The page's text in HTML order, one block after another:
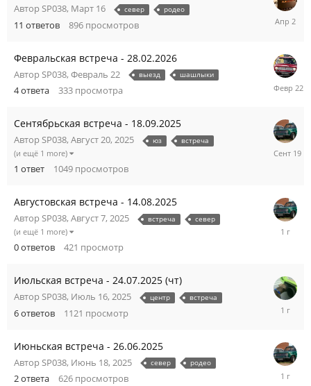
АвторSP038, Март 16 север родео
11 ответов 896 просмотров
Апрель
Февральская встреча - 28.02.2026
АвторSP038, Февраль 22 выезд шашлыки
4ответа 333 просмотра
Февраль
Сентябрьская встреча - 18.09.2025
АвторSP038, Август 20, 2025 юз встреча
(и ещё 1 more)
1 ответ 1049 просмотров
Августовская встреча - 14.08.2025
АвторSP038, Август 7, 2025 встреча север
(и ещё 1 more)
0ответов 421 просмотр
Август
Июльская встреча - 24.07.2025 (чт)
АвторSP038, Июль 16, 2025 центр встреча
6ответов 1121 просмотр
Июль
Июньская встреча - 26.06.2025
АвторSP038, Июнь 18, 2025 север родео
2ответа 626 просмотров
Июнь